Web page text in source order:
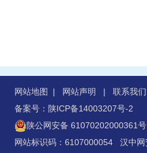
网站地图 | 网站声明 | 联系我们
备案号：陕ICP备14003207号-2
陕公网安备 61070202000361号
网站标识码：6107000054 汉中网